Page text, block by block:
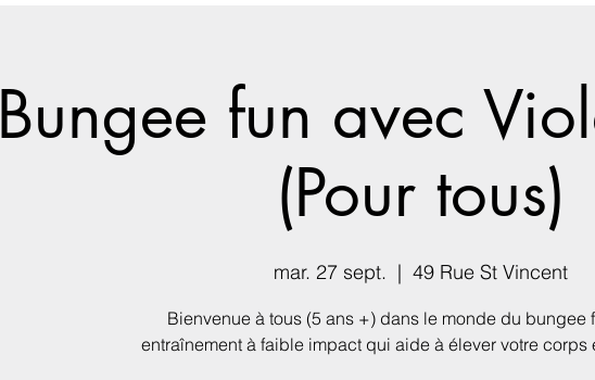
Bungee fun avec
(Pour tous)
mar. 27 sept.
  |
49 Rue St Vincent
Bienvenue à tous (5 ans +) dans le monde du bungee
entraînement à faible impact qui aide à élever votre corps